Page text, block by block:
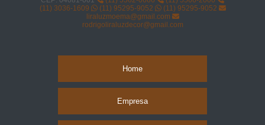
(11) 3036-1609
(11) 95295-9052
(11) 95295-9052
liraluzmoema@gmail.com
rodrigoliraluzdecor@gmail.com
Home
Empresa